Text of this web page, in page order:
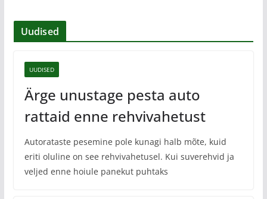
Uudised
UUDISED
Ärge unustage pesta auto
rattaid enne rehvivahetust
Autorataste pesemine pole kunagi halb mõte, kuid
eriti oluline on see rehvivahetusel. Kui suverehvid ja
veljed enne hoiule panekut puhtaks